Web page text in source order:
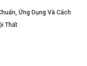
Ứng Dụng Và Cách
Thất